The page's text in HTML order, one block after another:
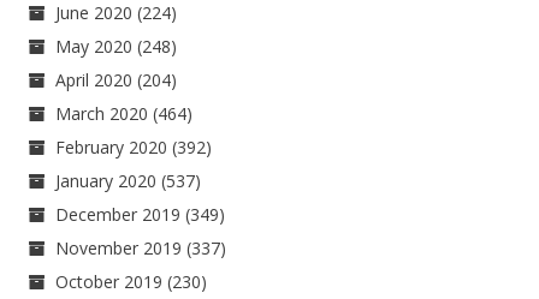
June 2020 (224)
May 2020 (248)
April 2020 (204)
March 2020 (464)
February 2020 (392)
January 2020 (537)
December 2019 (349)
November 2019 (337)
October 2019 (230)